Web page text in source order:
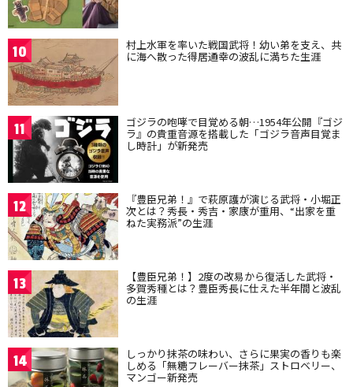
10 村上水軍を率いた戦国武将！幼い弟を支え、共
に海へ散った得居通幸の波乱に満ちた生涯
11 ゴジラの咆哮で目覚める朝…1954年公開『ゴジ
ラ』の貴重音源を搭載した「ゴジラ音声目覚ま
し時計」が新発売
12 『豊臣兄弟！』で萩原護が演じる武将・小堀正
次とは？秀長・秀吉・家康が重用、“出家を重
ねた実務派”の生涯
13 【豊臣兄弟！】2度の改易から復活した武将・
多賀秀種とは？豊臣秀長に仕えた半年間と波乱
の生涯
14 しっかり抹茶の味わい、さらに果実の香りも楽
しめる「無糖フレーバー抹茶」ストロベリー、
マンゴー新発売